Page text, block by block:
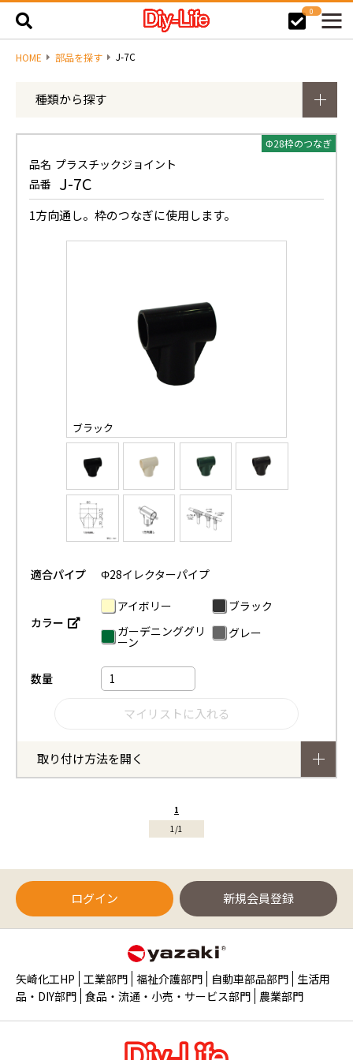
0
HOME 部品を探す J-7C
種類から探す
Φ28枠のつなぎ
品名 プラスチックジョイント
品番 J-7C
1方向通し。枠のつなぎに使用します。
ブラック
適合パイプ Φ28イレクターパイプ
カラー
アイボリー
ブラック
ガーデニンググリ
ーン
グレー
数量
取り付け方法を開く
1/1
1
ログイン 新規会員登録
矢崎化工HP 工業部門 福祉介護部門 自動車部品部門 生活用
品・DIY部門 食品・流通・小売・サービス部門 農業部門